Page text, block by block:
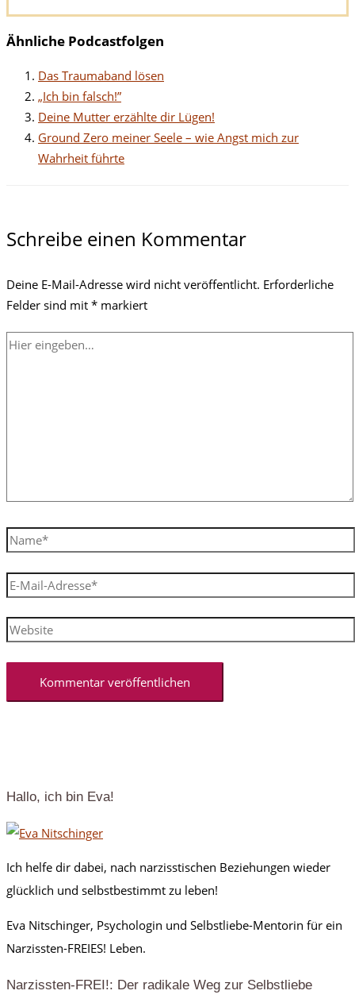
Ähnliche Podcastfolgen
Das Traumaband lösen
„Ich bin falsch!”
Deine Mutter erzählte dir Lügen!
Ground Zero meiner Seele – wie Angst mich zur
Wahrheit führte
Schreibe einen Kommentar
Deine E-Mail-Adresse wird nicht veröffentlicht. Erforderliche
Felder sind mit * markiert
Hier
Name*
E-
Mail-
Adresse*
Website
Hallo, ich bin Eva!
Ich helfe dir dabei, nach narzisstischen Beziehungen wieder
glücklich und selbstbestimmt zu leben!
Eva Nitschinger, Psychologin und Selbstliebe-Mentorin für ein
Narzissten-FREIES! Leben.
Narzissten-FREI!: Der radikale Weg zur Selbstliebe